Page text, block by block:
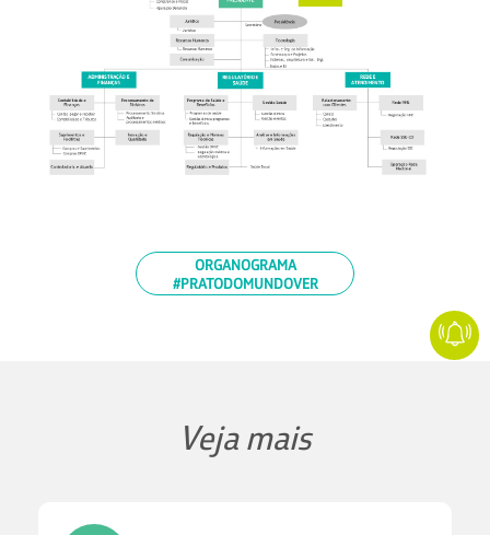
ORGANOGRAMA
#PRATODOMUNDOVER
Veja mais